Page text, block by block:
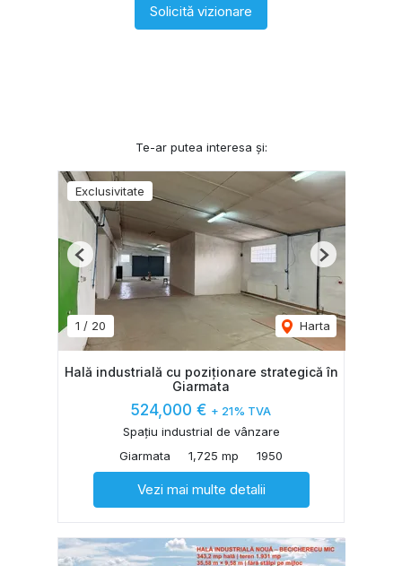
Solicită vizionare
Te-ar putea interesa și:
Exclusivitate
1 / 20 Harta
Previous Next
Hală industrială cu poziționare strategică în
Giarmata
524,000 € + 21% TVA
Spațiu industrial de vânzare
Giarmata
1,725 mp 1950
Vezi mai multe detalii